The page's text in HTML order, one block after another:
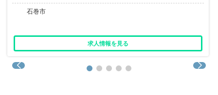
石巻市
求人情報を見る